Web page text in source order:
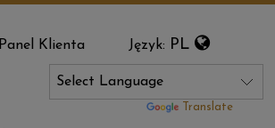
Panel Klienta Język: PL
Powered by Translate